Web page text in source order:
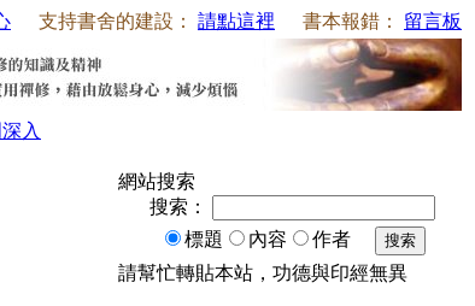
支持書舍的建設： 請點這裡 書本報錯： 留言板
入
網站搜索
搜索：
標題
內容 作者 搜索
請幫忙轉貼本站，功德與印經無異